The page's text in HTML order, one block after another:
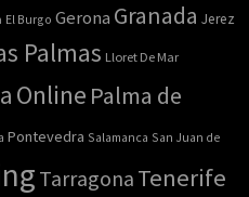
El Burgo Gerona Granada Jerez
Palmas Lloret De Mar
Online Palma de
Pontevedra Salamanca San Juan de
Tarragona Tenerife